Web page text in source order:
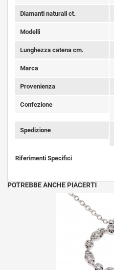
Diamanti naturali ct.
Modelli
Lunghezza catena cm.
Marca
Provenienza
Confezione
Spedizione
Riferimenti Specifici
POTREBBE ANCHE PIACERTI